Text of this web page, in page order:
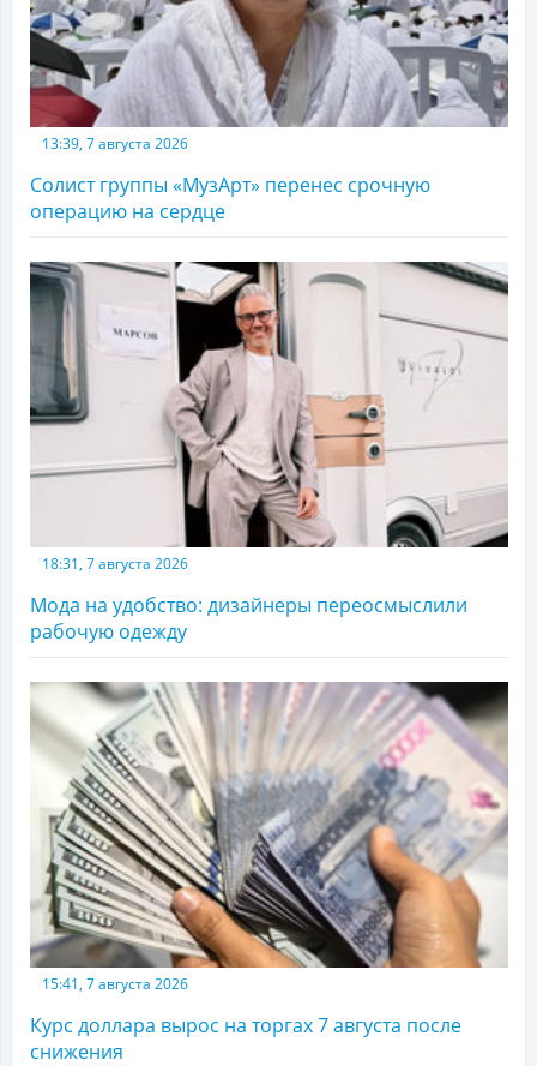
13:39, 7 августа 2026
Солист группы «МузАрт» перенес срочную
операцию на сердце
18:31, 7 августа 2026
Мода на удобство: дизайнеры переосмыслили
рабочую одежду
15:41, 7 августа 2026
Курс доллара вырос на торгах 7 августа после
снижения